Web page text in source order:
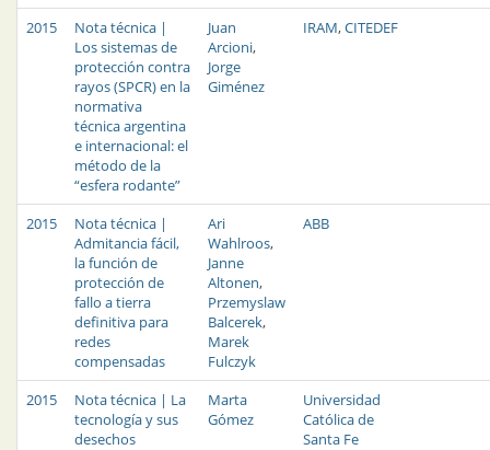
2015
Nota técnica |
Los sistemas de
protección contra
rayos (SPCR) en la
normativa
técnica argentina
e internacional: el
método de la
“esfera rodante”
Juan
Arcioni,
Jorge
Giménez
IRAM,CITEDEF
2015
Nota técnica |
Admitancia fácil,
la función de
protección de
fallo a tierra
definitiva para
redes
compensadas
Ari
Wahlroos,
Janne
Altonen,
Przemyslaw
Balcerek,
Marek
Fulczyk
ABB
2015
Nota técnica | La
tecnología y sus
desechos
Marta
Gómez
Universidad
Católica de
Santa Fe